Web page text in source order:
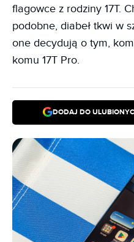
flagowce z rodziny 17T.
podobne, diabeł tkwi w
one decydują o tym,
komu 17T Pro.
DODAJ DO